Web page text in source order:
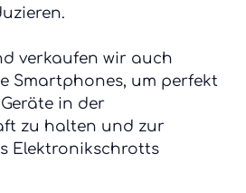
verkaufen wir auch
Smartphones, um perfekt
in der
zu halten und zur
Elektronikschrotts